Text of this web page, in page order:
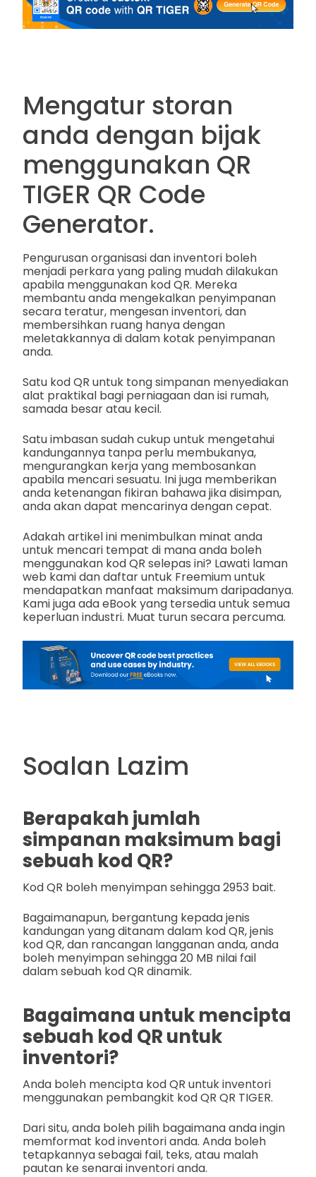
Mengatur storan
anda dengan bijak
menggunakan QR
TIGER QR Code
Generator.
Pengurusan organisasi dan inventori boleh
menjadi perkara yang paling mudah dilakukan
apabila menggunakan kod QR. Mereka
membantu anda mengekalkan penyimpanan
secara teratur, mengesan inventori, dan
membersihkan ruang hanya dengan
meletakkannya di dalam kotak penyimpanan
anda.
Satu kod QR untuk tong simpanan menyediakan
alat praktikal bagi perniagaan dan isi rumah,
samada besar atau kecil.
Satu imbasan sudah cukup untuk mengetahui
kandungannya tanpa perlu membukanya,
mengurangkan kerja yang membosankan
apabila mencari sesuatu. Ini juga memberikan
anda ketenangan fikiran bahawa jika disimpan,
anda akan dapat mencarinya dengan cepat.
Adakah artikel ini menimbulkan minat anda
untuk mencari tempat di mana anda boleh
menggunakan kod QR selepas ini? Lawati laman
web kami dan daftar untuk Freemium untuk
mendapatkan manfaat maksimum daripadanya.
Kami juga ada eBook yang tersedia untuk semua
keperluan industri. Muat turun secara percuma.
Soalan Lazim
Berapakah jumlah
simpanan maksimum bagi
sebuah kod QR?
Kod QR boleh menyimpan sehingga 2953 bait.
Bagaimanapun, bergantung kepada jenis
kandungan yang ditanam dalam kod QR, jenis
kod QR, dan rancangan langganan anda, anda
boleh menyimpan sehingga 20 MB nilai fail
dalam sebuah kod QR dinamik.
Bagaimana untuk mencipta
sebuah kod QR untuk
inventori?
Anda boleh mencipta kod QR untuk inventori
menggunakan pembangkit kod QR QR TIGER.
Dari situ, anda boleh pilih bagaimana anda ingin
memformat kod inventori anda. Anda boleh
tetapkannya sebagai fail, teks, atau malah
pautan ke senarai inventori anda.